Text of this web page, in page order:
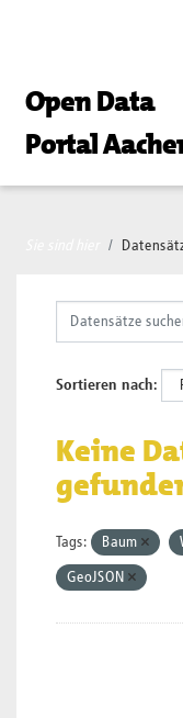
Open Data
Portal
Sortieren nach
Keine
Tags: Baum
GeoJSON